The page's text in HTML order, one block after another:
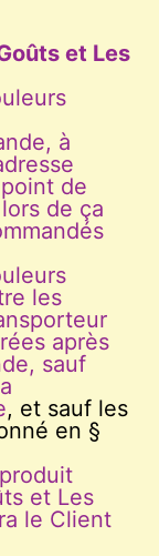
et Les
à
de
de ça
les
après
sauf
, et sauf les
en §
et Les
le Client